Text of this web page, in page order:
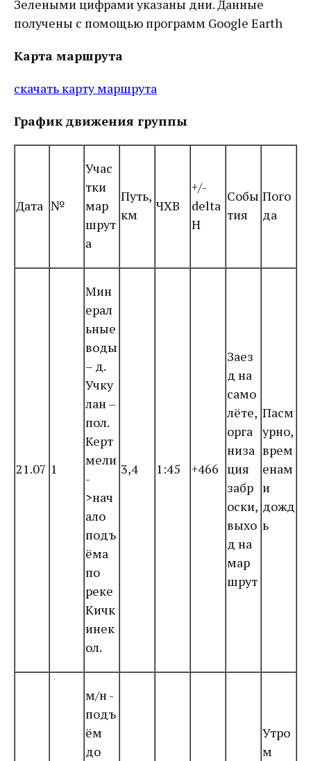
Зелеными цифрами указаны дни. Данные
получены с помощью программ Google Earth
Карта маршрута
скачать карту маршрута
График движения группы
Дата №
Учас
тки
мар
шрут
а
Путь,
км
ЧХВ
+/-
delta
H
Собы
тия
Пого
да
21.07 1
Мин
ерал
ьные
воды
– д.
Учку
лан –
пол.
Керт
мели
-
>нач
ало
подъ
ёма
по
реке
Кичк
инек
ол.
3,4 1:45 +466
Заез
д на
само
лёте,
орга
низа
ция
забр
оски,
выхо
д на
мар
шрут
Пасм
урно,
врем
енам
и
дожд
ь
м/н -
подъ
ём
до
Утро
м